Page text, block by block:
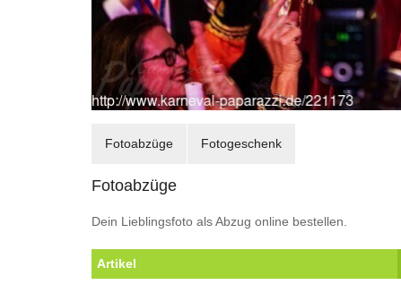
Fotoabzüge Fotogeschenk
Fotoabzüge
Dein Lieblingsfoto als Abzug online bestellen.
Artikel